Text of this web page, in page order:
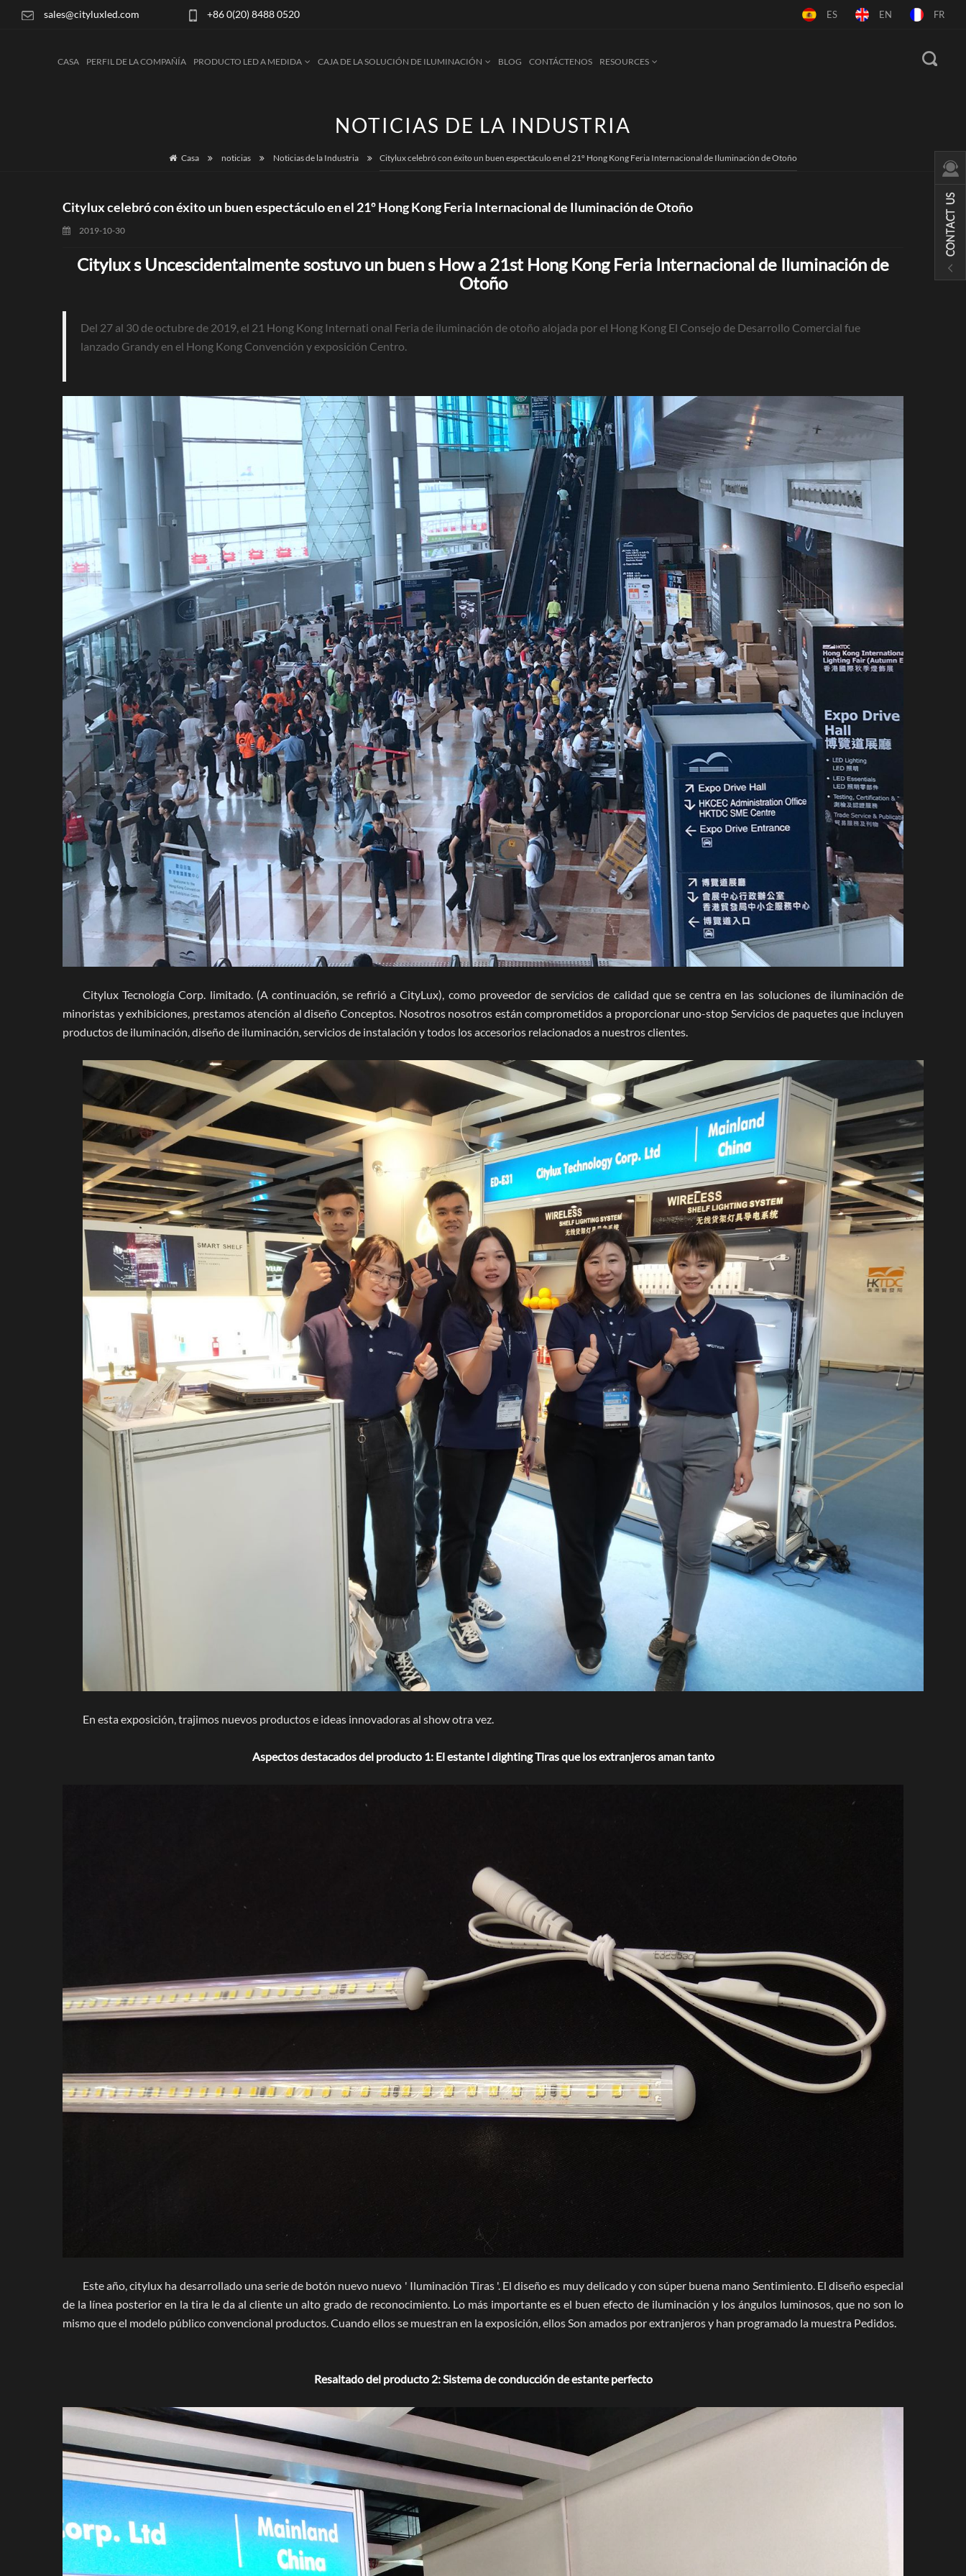
sales@cityluxled.com +86 0(20) 8488 0520 ES EN FR
CASA PERFIL DE LA COMPAÑÍA PRODUCTO LED A MEDIDA CAJA DE LA SOLUCIÓN DE ILUMINACIÓN BLOG CONTÁCTENOS RESOURCES
NOTICIAS DE LA INDUSTRIA
Casa noticias Noticias de la Industria Citylux celebró con éxito un buen espectáculo en el 21º Hong Kong Feria Internacional de Iluminación de Otoño
Citylux celebró con éxito un buen espectáculo en el 21º Hong Kong Feria Internacional de Iluminación de Otoño
2019-10-30
Citylux sUncescidentalmentesostuvo un buen sHow a 21st Hong Kong Feria Internacional de Iluminación de
Otoño
Del 27 al 30 de octubre de 2019, el 21 Hong Kong Internati onal Feria de iluminación de otoño alojada por el Hong Kong El Consejo de Desarrollo Comercial fue
lanzado Grandy en el Hong Kong Convención y exposición Centro.
Citylux Tecnología Corp. limitado. (A continuación, se refirió a CityLux), como proveedor de servicios de calidad que se centra en las soluciones de iluminación de
minoristas y exhibiciones, prestamos atención al diseño Conceptos. Nosotros nosotros están comprometidos a proporcionar uno-stop Servicios de paquetes que incluyen
productos de iluminación, diseño de iluminación, servicios de instalación y todos los accesorios relacionados a nuestros clientes.
En esta exposición, trajimos nuevos productos e ideas innovadoras al show otra vez.
Aspectos destacados del producto 1: El estante ldighting Tiras que los extranjeros aman tanto
Este año, citylux ha desarrollado una serie de botón nuevo nuevo ' Iluminación Tiras '. El diseño es muy delicado y con súper buena mano Sentimiento. El diseño especial
de la línea posterior en la tira le da al cliente un alto grado de reconocimiento. Lo más importante es el buen efecto de iluminación y los ángulos luminosos, que no son lo
mismo que el modelo público convencional productos. Cuando ellos se muestran en la exposición, ellos Son amados por extranjeros y han programado la muestra Pedidos.
Resaltado del producto 2: Sistema de conducción de estante perfecto